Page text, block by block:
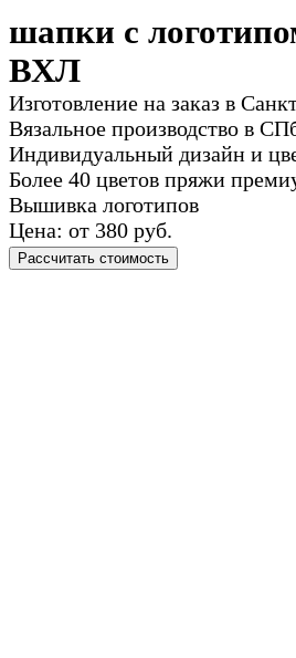
шапки с
ВХЛ
Изготовление на заказ в
Вязальное производство в
Индивидуальный дизайн и
Более 40 цветов пряжи
Вышивка логотипов
Цена: от 380 руб.
Рассчитать стоимость